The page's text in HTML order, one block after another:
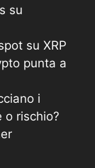
su
su XRP
punta a
i
o rischio?